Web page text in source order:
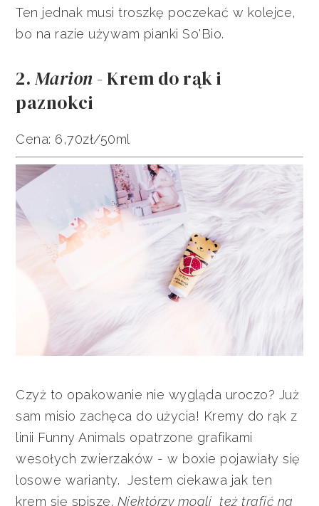
Ten jednak musi troszkę poczekać w kolejce,
bo na razie używam pianki So'Bio.
2. Marion - Krem do rąk i
paznokci
Cena: 6,70zł/50ml
Czyż to opakowanie nie wygląda uroczo? Już
sam misio zachęca do użycia! Kremy do rąk z
linii Funny Animals opatrzone grafikami
wesołych zwierzaków - w boxie pojawiały się
losowe warianty. Jestem ciekawa jak ten
krem się spisze. Niektórzy mogli też trafić na